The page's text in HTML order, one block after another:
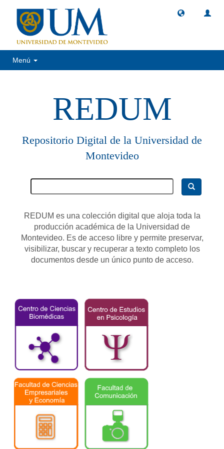
Menú
REDUM
Repositorio Digital de la Universidad de
Montevideo
REDUM es una colección digital que aloja toda la
producción académica de la Universidad de
Montevideo. Es de acceso libre y permite preservar,
visibilizar, buscar y recuperar a texto completo los
documentos desde un único punto de acceso.